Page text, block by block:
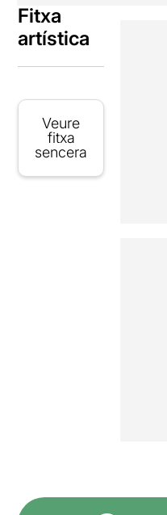
Fitxa
artística
Veure
fitxa
sencera